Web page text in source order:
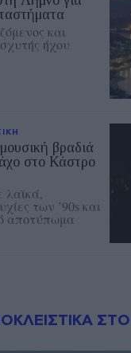
και
ήχου
βραδιά
στο Κάστρο
των ’90s και
αποτύπωμα
ΣΤΟ